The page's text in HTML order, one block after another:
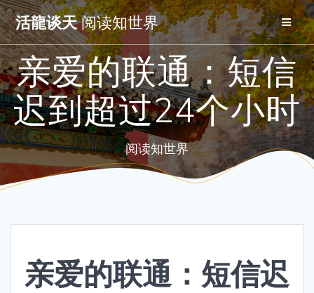
Skip
to
content
活龍谈天阅读知世界
亲爱的联通：短信
迟到超过24个小时
阅读知世界
亲爱的联通：短信迟